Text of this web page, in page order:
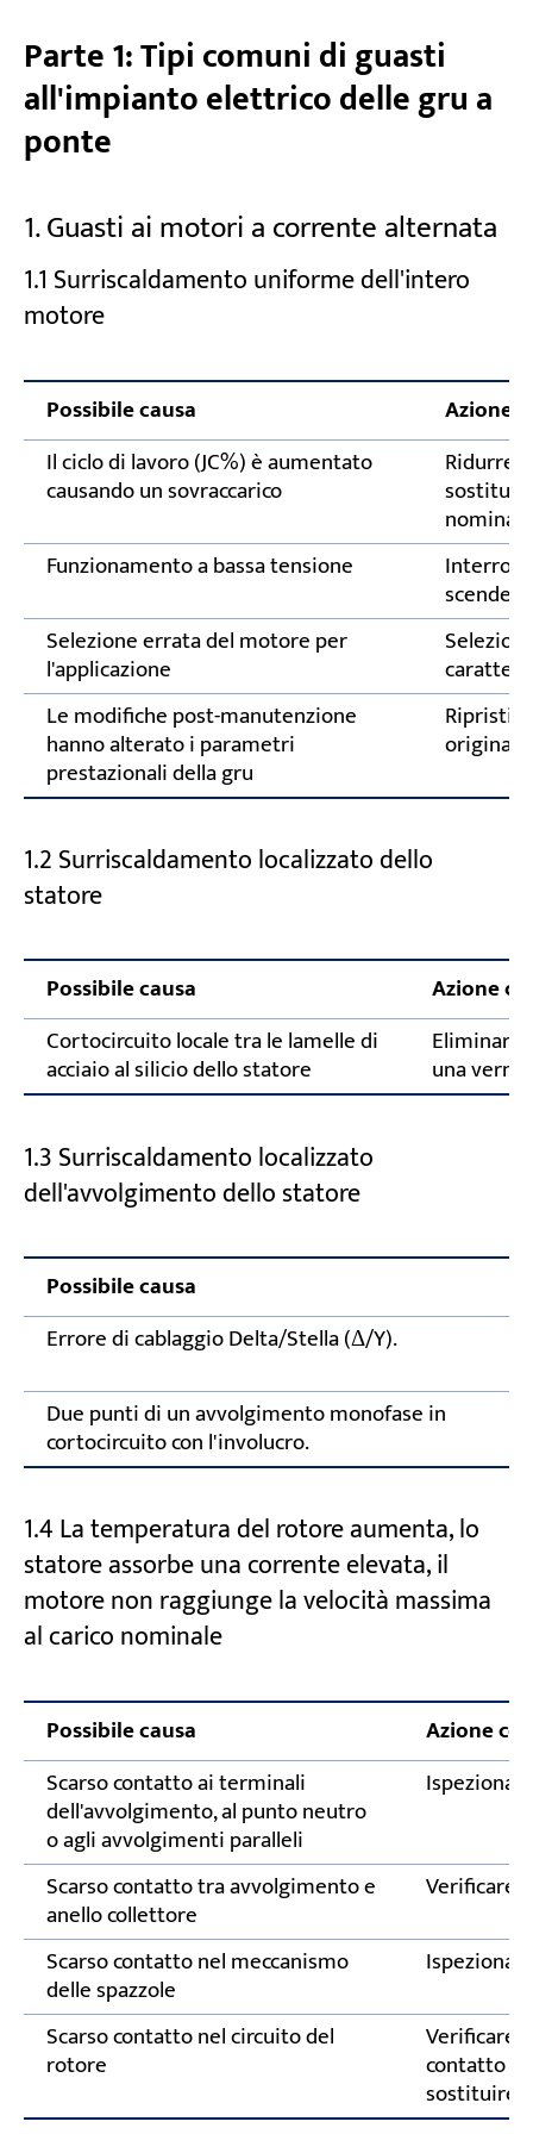
Monitorare la temperatura del motore
Controllare i contattori e i relè
Test di finecorsa e dispositivi di sicurezza
Attenersi alle ispezioni elettriche
programmate
Hai bisogno di assistenza specializzata per
guasti all'impianto elettrico di una gru a
Parte 1: Tipi comuni di guasti
all'impianto elettrico delle gru a
ponte
1. Guasti ai motori a corrente alternata
1.1 Surriscaldamento uniforme dell'intero
motore
Possibile causa
Azione
Il ciclo di lavoro (JC%) è aumentato
causando un sovraccarico
Ridurre
Funzionamento a bassa tensione
scende
Selezione errata del motore per
l'applicazione
Le modifiche post-manutenzione
hanno alterato i parametri
prestazionali della gru
originali
1.2 Surriscaldamento localizzato dello
statore
Possibile causa
Azione
Cortocircuito locale tra le lamelle di
acciaio al silicio dello statore
Eliminare
una
1.3 Surriscaldamento localizzato
dell'avvolgimento dello statore
Possibile causa
Errore di cablaggio Delta/Stella (Δ/Y).
Due punti di un avvolgimento monofase in
cortocircuito con l'involucro.
1.4 La temperatura del rotore aumenta, lo
statore assorbe una corrente elevata, il
motore non raggiunge la velocità massima
al carico nominale
Possibile causa
Azione
Scarso contatto ai terminali
dell'avvolgimento, al punto neutro
o agli avvolgimenti paralleli
Scarso contatto tra avvolgimento e
anello collettore
Verificare
Scarso contatto nel meccanismo
delle spazzole
Scarso contatto nel circuito del
rotore
Verificare
contatto
sostituire